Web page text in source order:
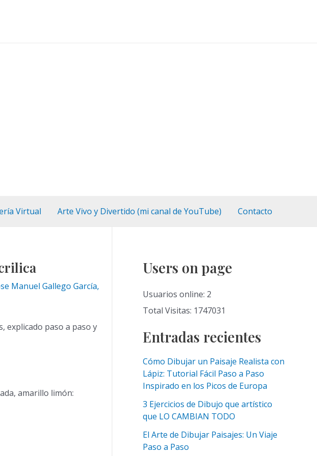
Virtual Arte Vivo y Divertido (mi canal de YouTube) Contacto
Manuel Gallego García,
explicado paso a paso y
amarillo limón:
Users on page
Usuarios online: 2
Total Visitas: 1747031
Entradas recientes
Cómo Dibujar un Paisaje Realista con
Lápiz: Tutorial Fácil Paso a Paso
Inspirado en los Picos de Europa
3 Ejercicios de Dibujo que artístico
que LO CAMBIAN TODO
El Arte de Dibujar Paisajes: Un Viaje
Paso a Paso